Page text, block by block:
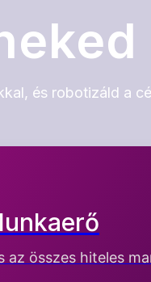
és robotizáld a
az összes hiteles